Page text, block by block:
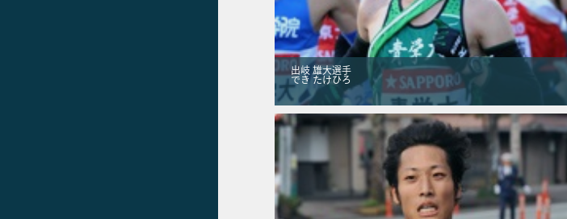
出岐 雄大選手
でき たけひろ